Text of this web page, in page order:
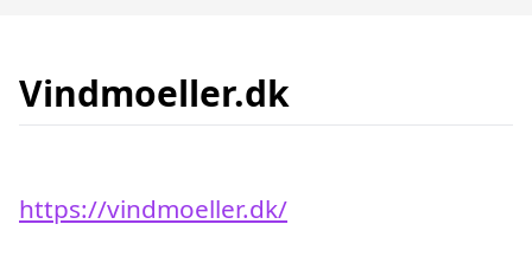
Vindmoeller.dk
https://vindmoeller.dk/